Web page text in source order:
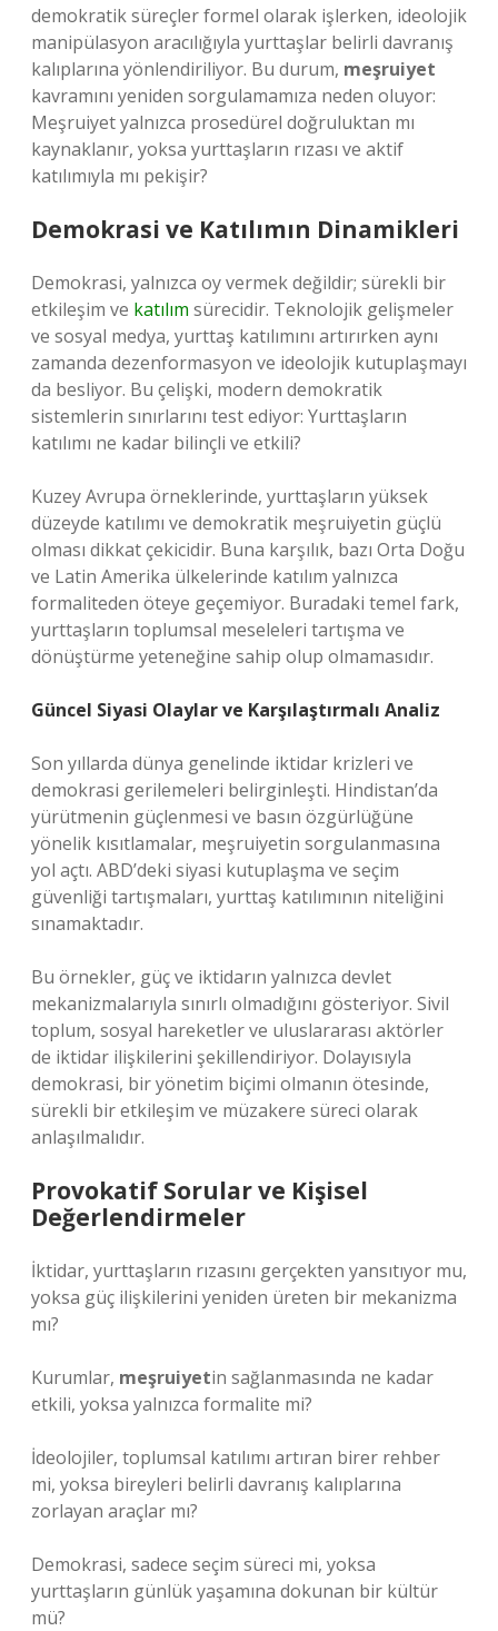
demokratik süreçler formel olarak işlerken, ideolojik
manipülasyon aracılığıyla yurttaşlar belirli davranış
kalıplarına yönlendiriliyor. Bu durum, meşruiyet
kavramını yeniden sorgulamamıza neden oluyor:
Meşruiyet yalnızca prosedürel doğruluktan mı
kaynaklanır, yoksa yurttaşların rızası ve aktif
katılımıyla mı pekişir?
Demokrasi ve Katılımın Dinamikleri
Demokrasi, yalnızca oy vermek değildir; sürekli bir
etkileşim ve katılım sürecidir. Teknolojik gelişmeler
ve sosyal medya, yurttaş katılımını artırırken aynı
zamanda dezenformasyon ve ideolojik kutuplaşmayı
da besliyor. Bu çelişki, modern demokratik
sistemlerin sınırlarını test ediyor: Yurttaşların
katılımı ne kadar bilinçli ve etkili?
Kuzey Avrupa örneklerinde, yurttaşların yüksek
düzeyde katılımı ve demokratik meşruiyetin güçlü
olması dikkat çekicidir. Buna karşılık, bazı Orta Doğu
ve Latin Amerika ülkelerinde katılım yalnızca
formaliteden öteye geçemiyor. Buradaki temel fark,
yurttaşların toplumsal meseleleri tartışma ve
dönüştürme yeteneğine sahip olup olmamasıdır.
Güncel Siyasi Olaylar ve Karşılaştırmalı Analiz
Son yıllarda dünya genelinde iktidar krizleri ve
demokrasi gerilemeleri belirginleşti. Hindistan’da
yürütmenin güçlenmesi ve basın özgürlüğüne
yönelik kısıtlamalar, meşruiyetin sorgulanmasına
yol açtı. ABD’deki siyasi kutuplaşma ve seçim
güvenliği tartışmaları, yurttaş katılımının niteliğini
sınamaktadır.
Bu örnekler, güç ve iktidarın yalnızca devlet
mekanizmalarıyla sınırlı olmadığını gösteriyor. Sivil
toplum, sosyal hareketler ve uluslararası aktörler
de iktidar ilişkilerini şekillendiriyor. Dolayısıyla
demokrasi, bir yönetim biçimi olmanın ötesinde,
sürekli bir etkileşim ve müzakere süreci olarak
anlaşılmalıdır.
Provokatif Sorular ve Kişisel
Değerlendirmeler
İktidar, yurttaşların rızasını gerçekten yansıtıyor mu,
yoksa güç ilişkilerini yeniden üreten bir mekanizma
mı?
Kurumlar, meşruiyetin sağlanmasında ne kadar
etkili, yoksa yalnızca formalite mi?
İdeolojiler, toplumsal katılımı artıran birer rehber
mi, yoksa bireyleri belirli davranış kalıplarına
zorlayan araçlar mı?
Demokrasi, sadece seçim süreci mi, yoksa
yurttaşların günlük yaşamına dokunan bir kültür
mü?